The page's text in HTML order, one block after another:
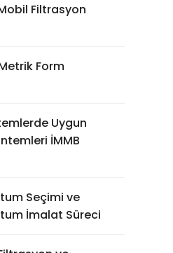
Filtrasyon
Form
Uygun
İMMB
Seçimi ve
İmalat Süreci